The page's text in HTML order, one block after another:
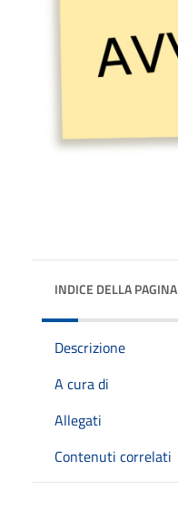
INDICE DELLA PAGINA
Descrizione
A cura di
Allegati
Contenuti correlati